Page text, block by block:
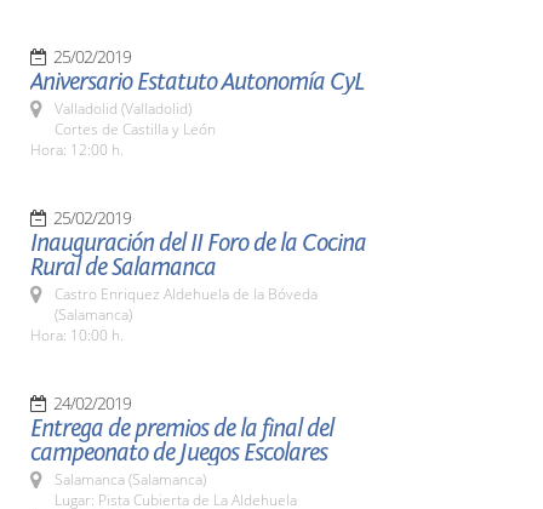
25/02/2019
Aniversario Estatuto Autonomía CyL
Valladolid (Valladolid)
Cortes de Castilla y León
Hora: 12:00 h.
25/02/2019
Inauguración del II Foro de la Cocina
Rural de Salamanca
Castro Enriquez Aldehuela de la Bóveda
(Salamanca)
Hora: 10:00 h.
24/02/2019
Entrega de premios de la final del
campeonato de Juegos Escolares
Salamanca (Salamanca)
Lugar: Pista Cubierta de La Aldehuela